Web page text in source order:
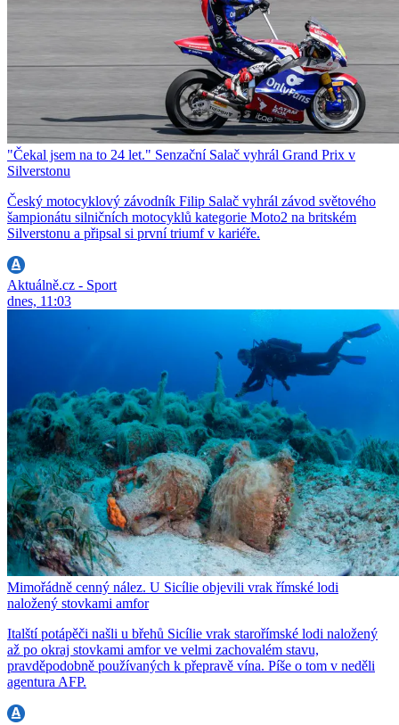
"Čekal jsem na to 24 let." Senzační Salač vyhrál Grand Prix v
Silverstonu
Český motocyklový závodník Filip Salač vyhrál závod světového
šampionátu silničních motocyklů kategorie Moto2 na britském
Silverstonu a připsal si první triumf v kariéře.
Aktuálně.cz - Sport
dnes, 11:03
Mimořádně cenný nález. U Sicílie objevili vrak římské lodi
naložený stovkami amfor
Italští potápěči našli u břehů Sicílie vrak starořímské lodi naložený
až po okraj stovkami amfor ve velmi zachovalém stavu,
pravděpodobně používaných k přepravě vína. Píše o tom v neděli
agentura AFP.